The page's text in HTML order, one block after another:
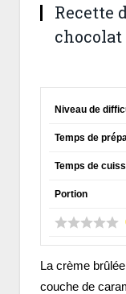
Recette
Niveau de
Temps de
Temps de
Portion
La crème
couche de